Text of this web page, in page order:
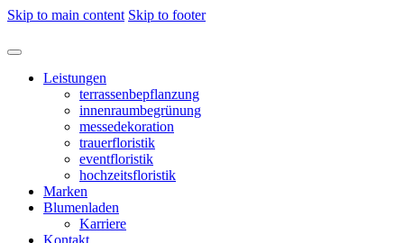
Skip to main content Skip to footer
Leistungen
terrassenbepflanzung
innenraumbegrünung
messedekoration
trauerfloristik
eventfloristik
hochzeitsfloristik
Marken
Blumenladen
Karriere
Kontakt